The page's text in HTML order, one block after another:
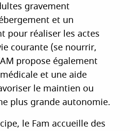
gravement
et un
pour réaliser les actes
courante (se nourrir,
propose également
et une aide
le maintien ou
plus grande autonomie.
le Fam accueille des